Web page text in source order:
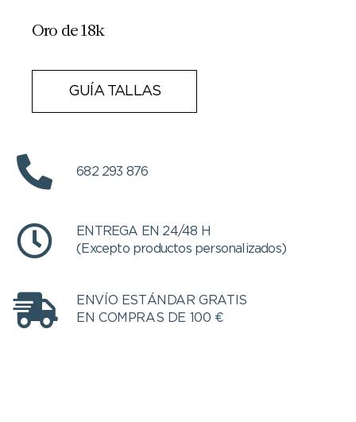
Oro de 18k
GUÍA TALLAS
682 293 876
ENTREGA EN 24/48 H
(Excepto productos personalizados)
ENVÍO ESTÁNDAR GRATIS
EN COMPRAS DE 100 €